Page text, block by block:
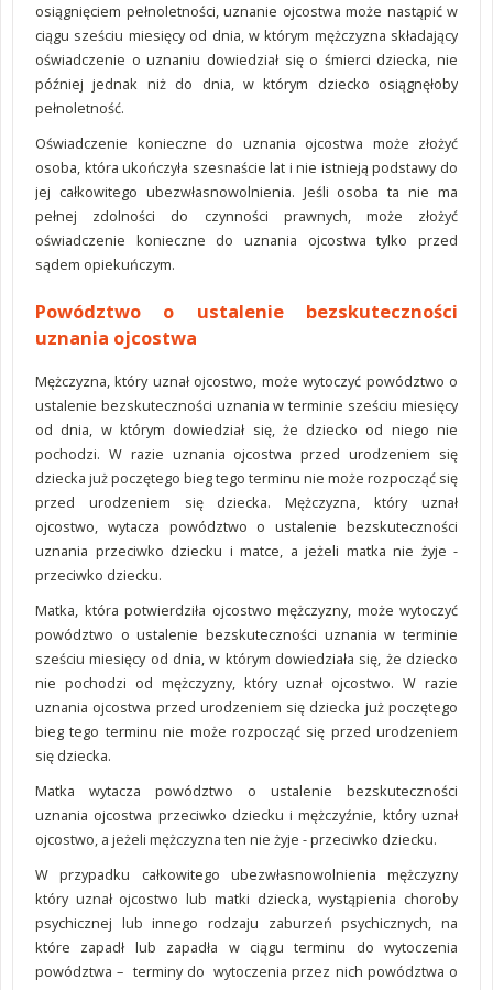
osiągnięciem pełnoletności, uznanie ojcostwa może nastąpić w
ciągu sześciu miesięcy od dnia, w którym mężczyzna składający
oświadczenie o uznaniu dowiedział się o śmierci dziecka, nie
później jednak niż do dnia, w którym dziecko osiągnęłoby
pełnoletność.
Oświadczenie konieczne do uznania ojcostwa może złożyć
osoba, która ukończyła szesnaście lat i nie istnieją podstawy do
jej całkowitego ubezwłasnowolnienia. Jeśli osoba ta nie ma
pełnej zdolności do czynności prawnych, może złożyć
oświadczenie konieczne do uznania ojcostwa tylko przed
sądem opiekuńczym.
Powództwo o ustalenie bezskuteczności
uznania ojcostwa
Mężczyzna, który uznał ojcostwo, może wytoczyć powództwo o
ustalenie bezskuteczności uznania w terminie sześciu miesięcy
od dnia, w którym dowiedział się, że dziecko od niego nie
pochodzi. W razie uznania ojcostwa przed urodzeniem się
dziecka już poczętego bieg tego terminu nie może rozpocząć się
przed urodzeniem się dziecka. Mężczyzna, który uznał
ojcostwo, wytacza powództwo o ustalenie bezskuteczności
uznania przeciwko dziecku i matce, a jeżeli matka nie żyje -
przeciwko dziecku.
Matka, która potwierdziła ojcostwo mężczyzny, może wytoczyć
powództwo o ustalenie bezskuteczności uznania w terminie
sześciu miesięcy od dnia, w którym dowiedziała się, że dziecko
nie pochodzi od mężczyzny, który uznał ojcostwo. W razie
uznania ojcostwa przed urodzeniem się dziecka już poczętego
bieg tego terminu nie może rozpocząć się przed urodzeniem
się dziecka.
Matka wytacza powództwo o ustalenie bezskuteczności
uznania ojcostwa przeciwko dziecku i mężczyźnie, który uznał
ojcostwo, a jeżeli mężczyzna ten nie żyje - przeciwko dziecku.
W przypadku całkowitego ubezwłasnowolnienia mężczyzny
który uznał ojcostwo lub matki dziecka, wystąpienia choroby
psychicznej lub innego rodzaju zaburzeń psychicznych, na
które zapadł lub zapadła w ciągu terminu do wytoczenia
powództwa – terminy do wytoczenia przez nich powództwa o